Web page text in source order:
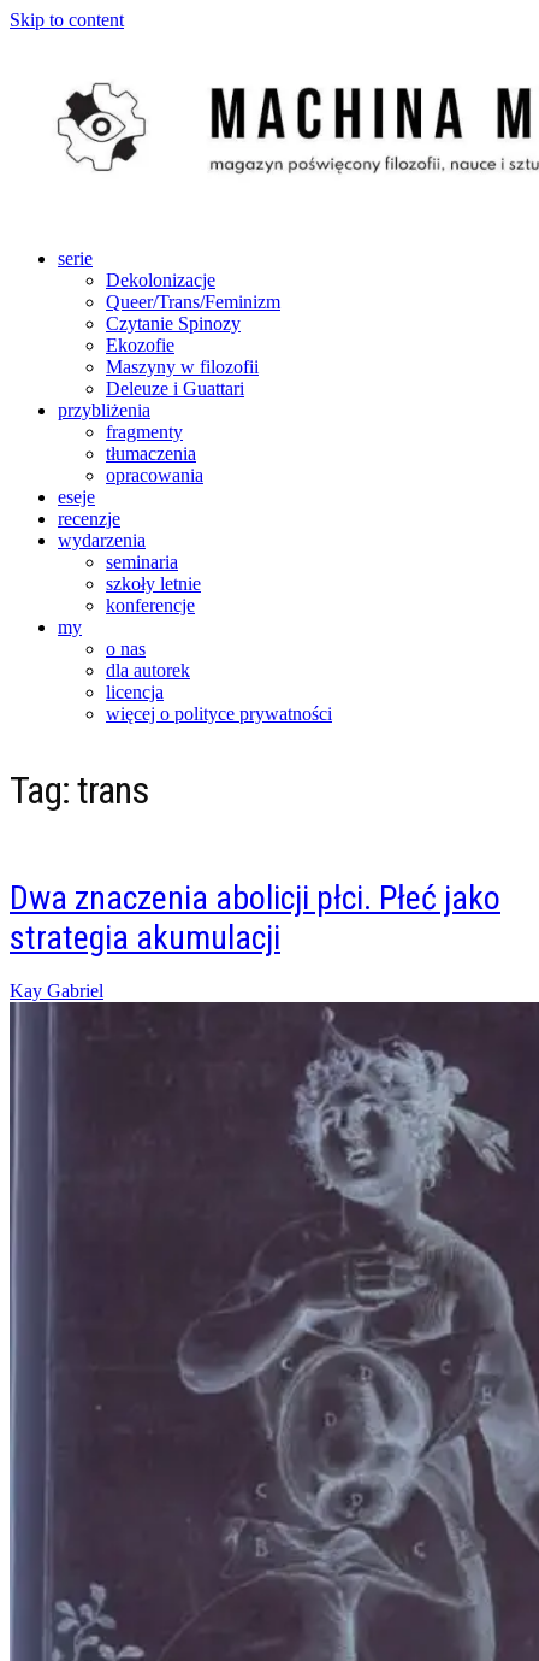
Skip to content
serie
Dekolonizacje
Queer/Trans/Feminizm
Czytanie Spinozy
Ekozofie
Maszyny w filozofii
Deleuze i Guattari
przybliżenia
fragmenty
tłumaczenia
opracowania
eseje
recenzje
wydarzenia
seminaria
szkoły letnie
konferencje
my
o nas
dla autorek
licencja
więcej o polityce prywatności
Tag:trans
Dwa znaczenia abolicji płci. Płeć jako
strategia akumulacji
Posted
29/04/2025
Kay Gabriel